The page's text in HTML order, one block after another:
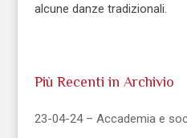
alcune danze tradizionali.
Più Recenti in Archivio
23-04-24 – Accademia e